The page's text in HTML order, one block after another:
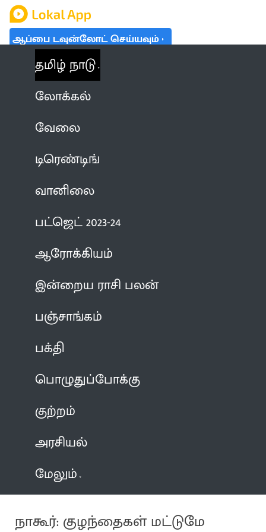
ஆப்பை டவுன்லோட் செய்யவும்
தமிழ் நாடு
லோக்கல்
வேலை
டிரெண்டிங்
வானிலை
பட்ஜெட் 2023-24
ஆரோக்கியம்
இன்றைய ராசி பலன்
பஞ்சாங்கம்
பக்தி
பொழுதுப்போக்கு
குற்றம்
அரசியல்
மேலும்
நாகூர்: குழந்தைகள் மட்டுமே